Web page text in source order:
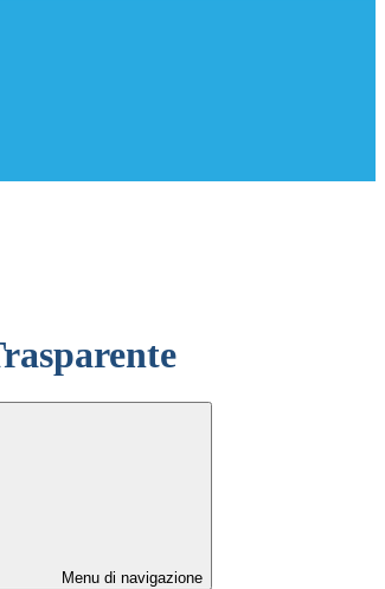
Menu di navigazione